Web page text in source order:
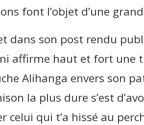
font l’objet d’une
dans son post rendu
affirme haut et fort une
Alihanga envers son
la plus dure s’est
celui qui t’a hissé au